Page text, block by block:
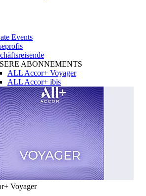
Events
ABONNEMENTS
ALL Accor+ Voyager
ALL Accor+ ibis
Voyager